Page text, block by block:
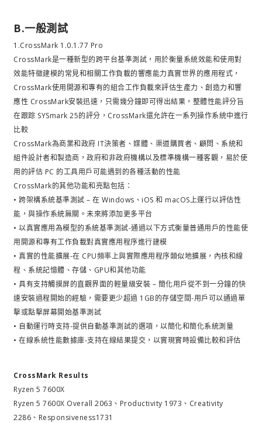
B.一般測試
1.CrossMark 1.0.1.77 Pro
CrossMark是一種新型的跨平台基準測試，用於衡量系統效能和使用對
效能特徵建模的常見和相關工作負載的響應能力真實世界的應用程式，
CrossMark使用開源和專有的組合工作負載來評估生產力、創造力和響
應性 CrossMark安裝迅速，只需幾分鐘即可得出結果，整體性能評分旨
在跟踪 SYSmark 25的評分，CrossMark還允許在一系列操作系統中進行
比較
CrossMark為商業和政府 IT決策者、媒體、渠道購買者、顧問、系統和
組件設計者和製造商，政府和非政府機構以及標準機構一種客觀，易於使
用的評估 PC 的工具用戶可能遇到的各種活動的性能
CrossMark的其他功能和亮點包括：
• 跨架構系統基準測試 – 在 Windows、iOS 和 macOS上運行以評估性
能，與操作系統無關。未來將添加更多平台
• 以真實應用為模型的系統基準測試-通過以下方式衡量普通用戶的性能使
用開源和專有工作負載對真實應用程序進行建模
• 真實的性能擴展-在 CPU頻率上與實際應用程序類似地擴展，內核和線
程、系統記憶體、存儲、GPU和其他功能
• 具有支持觸摸屏的直觀界面的輕量級安裝 – 簡化用戶從不到一分鐘的快
速安裝過程開始的經驗，需要更少超過 1GB的存儲空間-用戶可以通過單
擊或點擊屏幕開始基準測試
• 自動運行時支持-提供自動基準測試的選項，以簡化和簡化系統測量
• 在線系統性能數據庫-支持在線結果提交，以實現實時設備比較和評估
CrossMark Results
Ryzen 5 7600X
Ryzen 5 7600X Overall 2063、Productivity 1973、Creativity
2286、Responsiveness1731